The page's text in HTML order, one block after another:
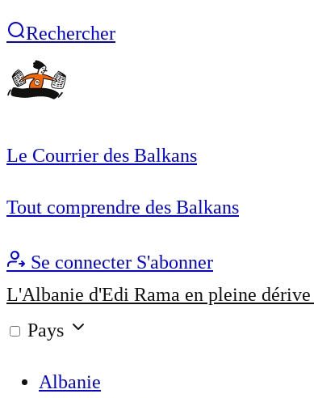
Rechercher
Le Courrier des Balkans
Tout comprendre des Balkans
Se connecter S'abonner
L'Albanie d'Edi Rama en pleine
Pays
Albanie